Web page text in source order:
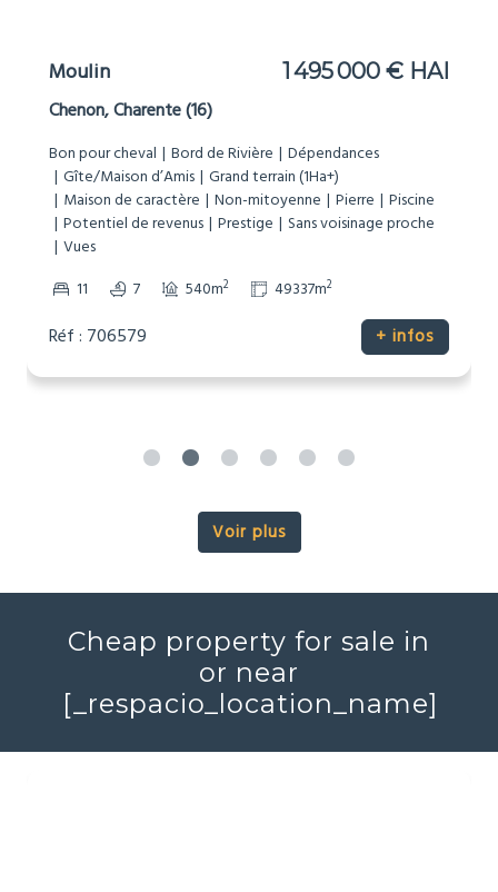
Moulin 1 495 000 € HAI
Chenon, Charente (16)
Bon pour cheval Bord de Rivière
Dépendances
Gîte/Maison d’Amis Grand terrain (1Ha+)
Maison de caractère
Non-mitoyenne Pierre
Piscine
Potentiel de revenus Prestige
Sans voisinage proche
Vues
11
7 540m2 49337m2
Réf : 706579 + infos
Voir plus
Cheap property for sale in
or near
[_respacio_location_name]